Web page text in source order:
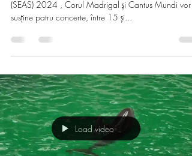
În cadrul Stagiunii Estivale a Artelor Spectacolului
(SEAS) 2024 , Corul Madrigal și Cantus Mundi vor
susține patru concerte, între 15 și...
Load video